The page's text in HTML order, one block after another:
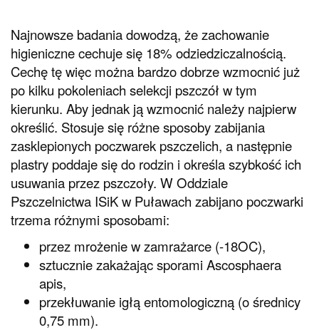
Najnowsze badania dowodzą, że zachowanie
higieniczne cechuje się 18% odziedziczalnością.
Cechę tę więc można bardzo dobrze wzmocnić już
po kilku pokoleniach selekcji pszczół w tym
kierunku. Aby jednak ją wzmocnić należy najpierw
określić. Stosuje się różne sposoby zabijania
zasklepionych poczwarek pszczelich, a następnie
plastry poddaje się do rodzin i określa szybkość ich
usuwania przez pszczoły. W Oddziale
Pszczelnictwa ISiK w Puławach zabijano poczwarki
trzema różnymi sposobami:
przez mrożenie w zamrażarce (-18OC),
sztucznie zakażając sporami Ascosphaera
apis,
przekłuwanie igłą entomologiczną (o średnicy
0,75 mm).